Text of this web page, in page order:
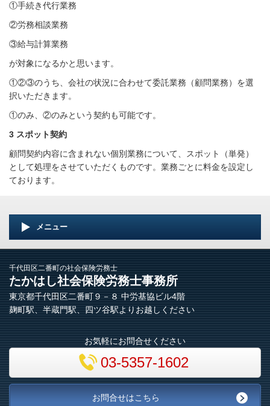
①手続き代行業務
②労務相談業務
③給与計算業務
が対象になるかと思います。
①②③のうち、会社の状況に合わせて委託業務（顧問業務）を選
択いただきます。
①のみ、②のみという契約も可能です。
3 スポット契約
顧問契約内容に含まれない個別業務について、スポット（単発）
として処理をさせていただくものです。業務ごとに料金を設定し
ております。
メニュー
千代田区二番町の社会保険労務士
たかはし社会保険労務士事務所
東京都千代田区二番町９－８ 中労基協ビル4階
麹町駅、半蔵門駅、四ツ谷駅よりお越しください
お気軽にお問合せください
03-5357-1602
お問合せはこちら